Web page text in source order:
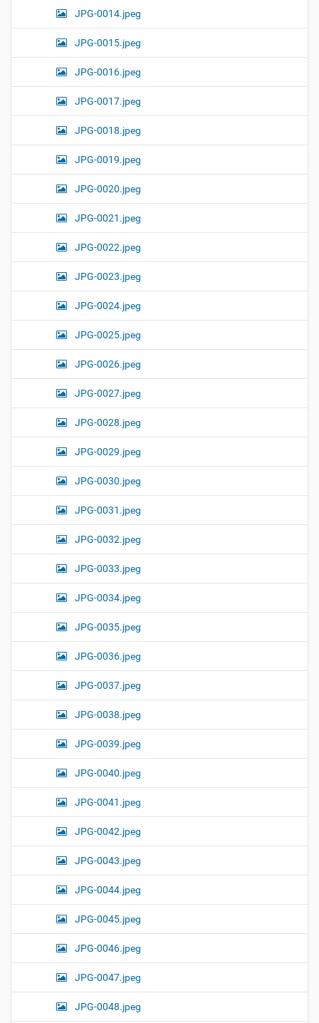
JPG-0014.jpeg
JPG-0015.jpeg
JPG-0016.jpeg
JPG-0017.jpeg
JPG-0018.jpeg
JPG-0019.jpeg
JPG-0020.jpeg
JPG-0021.jpeg
JPG-0022.jpeg
JPG-0023.jpeg
JPG-0024.jpeg
JPG-0025.jpeg
JPG-0026.jpeg
JPG-0027.jpeg
JPG-0028.jpeg
JPG-0029.jpeg
JPG-0030.jpeg
JPG-0031.jpeg
JPG-0032.jpeg
JPG-0033.jpeg
JPG-0034.jpeg
JPG-0035.jpeg
JPG-0036.jpeg
JPG-0037.jpeg
JPG-0038.jpeg
JPG-0039.jpeg
JPG-0040.jpeg
JPG-0041.jpeg
JPG-0042.jpeg
JPG-0043.jpeg
JPG-0044.jpeg
JPG-0045.jpeg
JPG-0046.jpeg
JPG-0047.jpeg
JPG-0048.jpeg